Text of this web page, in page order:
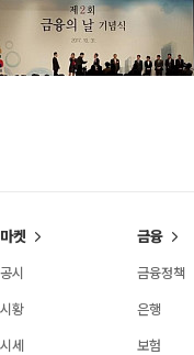
마켓
공시
시황
시세
금융
금융정책
은행
보험